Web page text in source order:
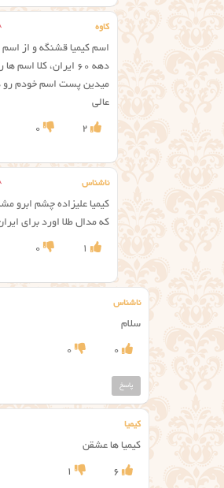
کاوه
اسم کیمیا قشنگه و از
دهه 60 ایران، کلا
میدین پست اسم خودم رو
عالی
2
0
ناشناس
کیمیا علیزاده چشم ابرو
که مدال طلا اورد برای
1
0
ناشناس
سلام
0
0
پاسخ
کیمیا
کیمیا ها عشقن
6
1